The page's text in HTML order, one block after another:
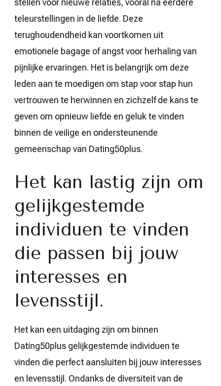
stellen voor nieuwe relaties, vooral na eerdere
teleurstellingen in de liefde. Deze
terughoudendheid kan voortkomen uit
emotionele bagage of angst voor herhaling van
pijnlijke ervaringen. Het is belangrijk om deze
leden aan te moedigen om stap voor stap hun
vertrouwen te herwinnen en zichzelf de kans te
geven om opnieuw liefde en geluk te vinden
binnen de veilige en ondersteunende
gemeenschap van Dating50plus.
Het kan lastig zijn om
gelijkgestemde
individuen te vinden
die passen bij jouw
interesses en
levensstijl.
Het kan een uitdaging zijn om binnen
Dating50plus gelijkgestemde individuen te
vinden die perfect aansluiten bij jouw interesses
en levensstijl. Ondanks de diversiteit van de